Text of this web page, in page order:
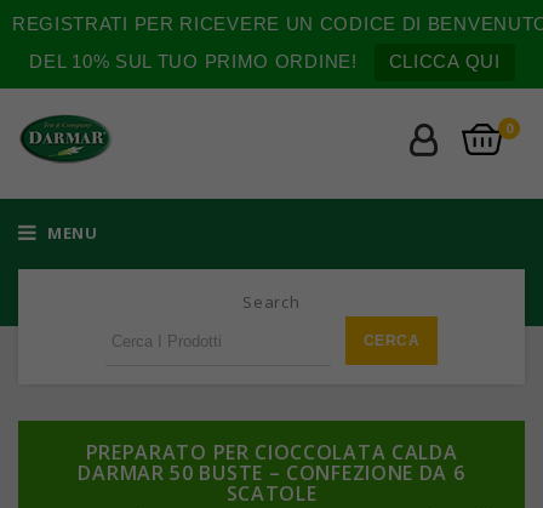
REGISTRATI PER RICEVERE UN CODICE DI
DEL 10% SUL TUO PRIMO ORDINE!
CLICCA QUI
0
MENU
Search
PREPARATO PER CIOCCOLATA CALDA
DARMAR 50 BUSTE – CONFEZIONE DA 6
SCATOLE